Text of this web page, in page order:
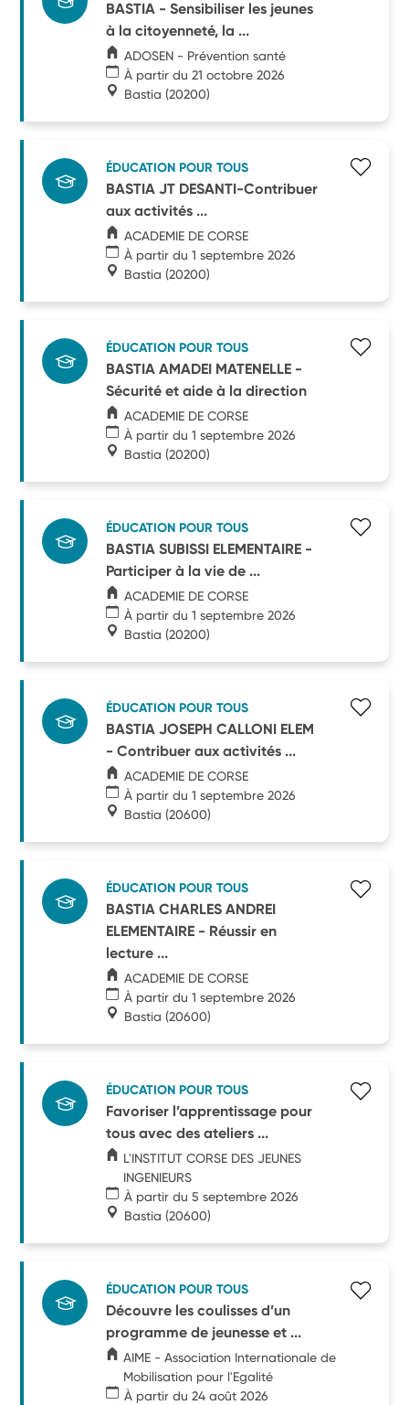
BASTIA - Sensibiliser les jeunes
à la citoyenneté, la ...
ADOSEN - Prévention santé
À partir du 21 octobre 2026
Bastia (20200)
ÉDUCATION POUR TOUS
BASTIA JT DESANTI-Contribuer
aux activités ...
ACADEMIE DE CORSE
À partir du 1 septembre 2026
Bastia (20200)
ÉDUCATION POUR TOUS
BASTIA AMADEI MATENELLE -
Sécurité et aide à la direction
ACADEMIE DE CORSE
À partir du 1 septembre 2026
Bastia (20200)
ÉDUCATION POUR TOUS
BASTIA SUBISSI ELEMENTAIRE -
Participer à la vie de ...
ACADEMIE DE CORSE
À partir du 1 septembre 2026
Bastia (20200)
ÉDUCATION POUR TOUS
BASTIA JOSEPH CALLONI ELEM
- Contribuer aux activités ...
ACADEMIE DE CORSE
À partir du 1 septembre 2026
Bastia (20600)
ÉDUCATION POUR TOUS
BASTIA CHARLES ANDREI
ELEMENTAIRE - Réussir en
lecture ...
ACADEMIE DE CORSE
À partir du 1 septembre 2026
Bastia (20600)
ÉDUCATION POUR TOUS
Favoriser l’apprentissage pour
tous avec des ateliers ...
L'INSTITUT CORSE DES JEUNES
INGENIEURS
À partir du 5 septembre 2026
Bastia (20600)
ÉDUCATION POUR TOUS
Découvre les coulisses d’un
programme de jeunesse et ...
AIME - Association Internationale de
Mobilisation pour l'Egalité
À partir du 24 août 2026